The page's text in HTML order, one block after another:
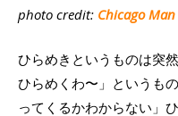
photo credit: Chicago Man
ひらめきというものは突
ひらめくわ〜」というも
ってくるかわからない」